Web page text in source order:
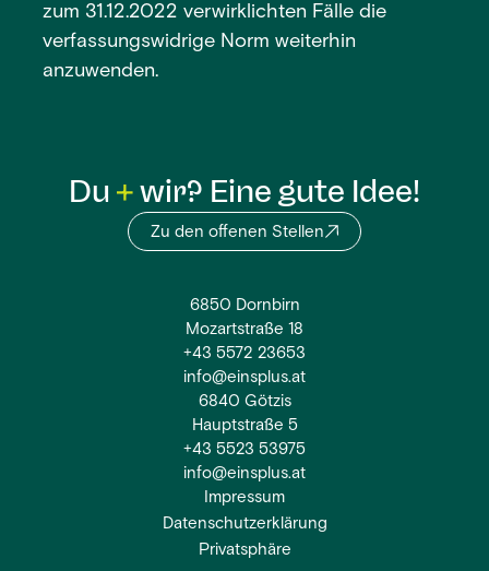
zum 31.12.2022 verwirklichten Fälle die
verfassungswidrige Norm weiterhin
anzuwenden.
Du wir? Eine gute Idee!
Zu den offenen Stellen
6850 Dornbirn
Mozartstraße 18
+43 5572 23653
info@einsplus.at
6840 Götzis
Hauptstraße 5
+43 5523 53975
info@einsplus.at
Impressum
Datenschutzerklärung
Privatsphäre